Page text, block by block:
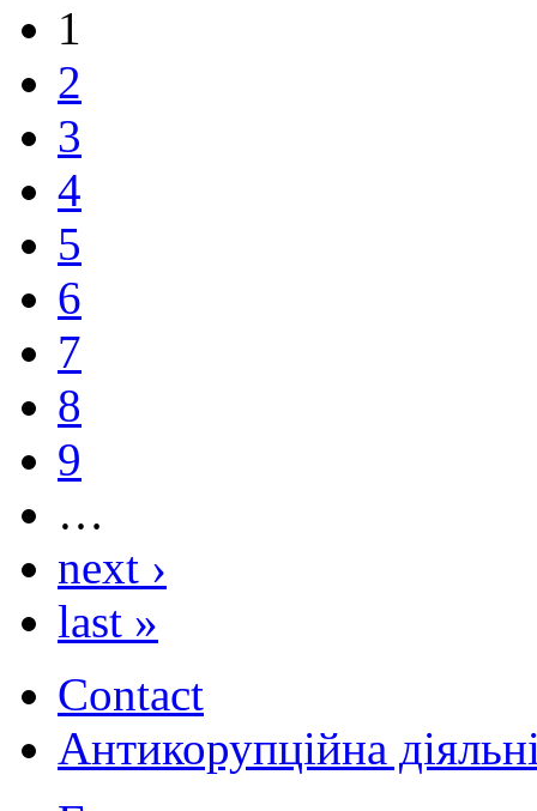
1
2
3
4
5
6
7
8
9
…
next ›
last »
Contact
Антикорупційна